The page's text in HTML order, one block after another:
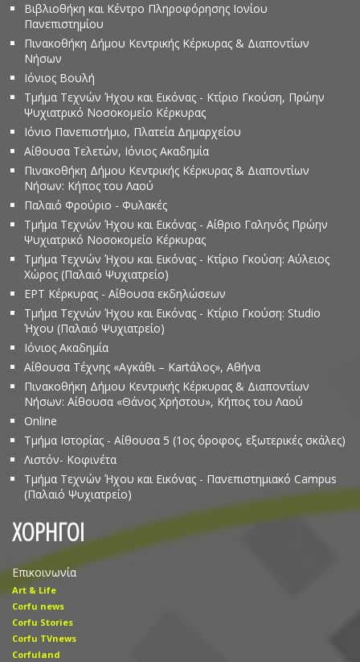
Βιβλιοθήκη και Κέντρο Πληροφόρησης Ιονίου
Πανεπιστημίου
Πινακοθήκη Δήμου Κεντρικής Κέρκυρας & Διαποντίων
Νήσων
Ιόνιος Βουλή
Τμήμα Τεχνών Ήχου και Εικόνας - Κτίριο Γκούση, Πρώην
Ψυχιατρικό Νοσοκομείο Κέρκυρας
Ιόνιο Πανεπιστήμιο, Πλατεία Δημαρχείου
Αίθουσα Τελετών, Ιόνιος Ακαδημία
Πινακοθήκη Δήμου Κεντρικής Κέρκυρας & Διαποντίων
Νήσων: Κήπος του Λαού
Παλαιό Φρούριο - Φυλακές
Τμήμα Τεχνών Ήχου και Εικόνας - Αίθριο Γαληνός Πρώην
Ψυχιατρικό Νοσοκομείο Κέρκυρας
Τμήμα Τεχνών Ήχου και Εικόνας - Κτίριο Γκούση: Αύλειος
Χώρος (Παλαιό Ψυχιατρείο)
ΕΡΤ Κέρκυρας - Αίθουσα εκδηλώσεων
Τμήμα Τεχνών Ήχου και Εικόνας - Κτίριο Γκούση: Studio
Ήχου (Παλαιό Ψυχιατρείο)
Ιόνιος Ακαδημία
Αίθουσα Τέχνης «Αγκάθι – Kartάλος», Αθήνα
Πινακοθήκη Δήμου Κεντρικής Κέρκυρας & Διαποντίων
Νήσων: Αίθουσα «Θάνος Χρήστου», Κήπος του Λαού
Online
Τμήμα Ιστορίας - Αίθουσα 5 (1ος όροφος, εξωτερικές σκάλες)
Λιστόν- Κοφινέτα
Τμήμα Τεχνών Ήχου και Εικόνας - Πανεπιστημιακό Campus
(Παλαιό Ψυχιατρείο)
ΧΟΡΗΓΟΙ
Επικοινωνία
Art & Life
Corfu news
Corfu Stories
Corfu TVnews
Corfuland